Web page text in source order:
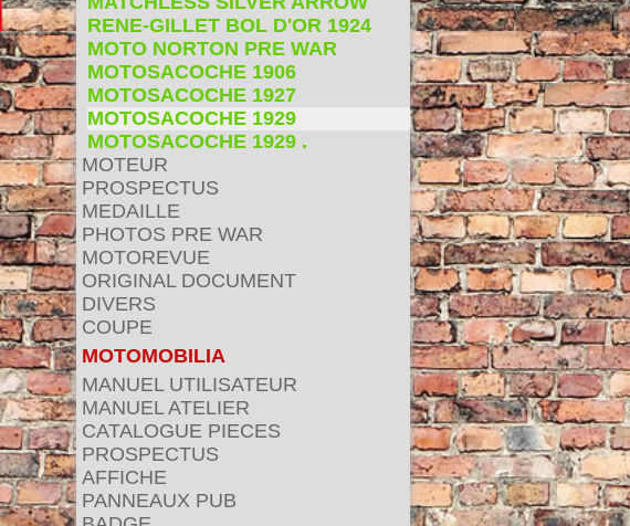
RENE-GILLET BOL D'OR 1924
MOTO NORTON PRE WAR
MOTOSACOCHE 1906
MOTOSACOCHE 1927
MOTOSACOCHE 1929
MOTOSACOCHE 1929 .
MOTEUR
PROSPECTUS
MEDAILLE
PHOTOS PRE WAR
MOTOREVUE
ORIGINAL DOCUMENT
DIVERS
COUPE
MOTOMOBILIA
MANUEL UTILISATEUR
MANUEL ATELIER
CATALOGUE PIECES
PROSPECTUS
AFFICHE
PANNEAUX PUB